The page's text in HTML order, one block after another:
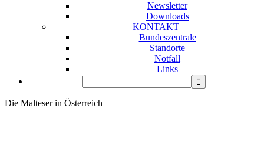
Newsletter
Downloads
KONTAKT
Bundeszentrale
Standorte
Notfall
Links
Die Malteser in Österreich